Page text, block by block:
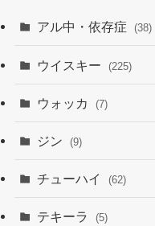
アル中・依存症 (38)
ウイスキー (225)
ウォッカ (7)
ジン (9)
チューハイ (62)
テキーラ (5)